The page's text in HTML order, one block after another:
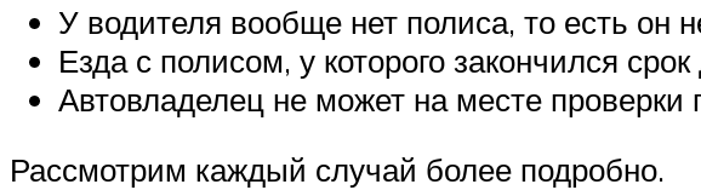
У водителя вообще нет полиса, то есть он
Езда с полисом, у которого закончился
Автовладелец не может на месте проверки
Рассмотрим каждый случай более подробно.